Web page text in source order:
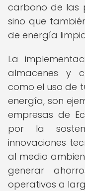
carbono de las
sino que
de energía
La
almacenes y
como el uso de
energía, son
empresas de
por la
innovaciones
al medio
generar
operativos a